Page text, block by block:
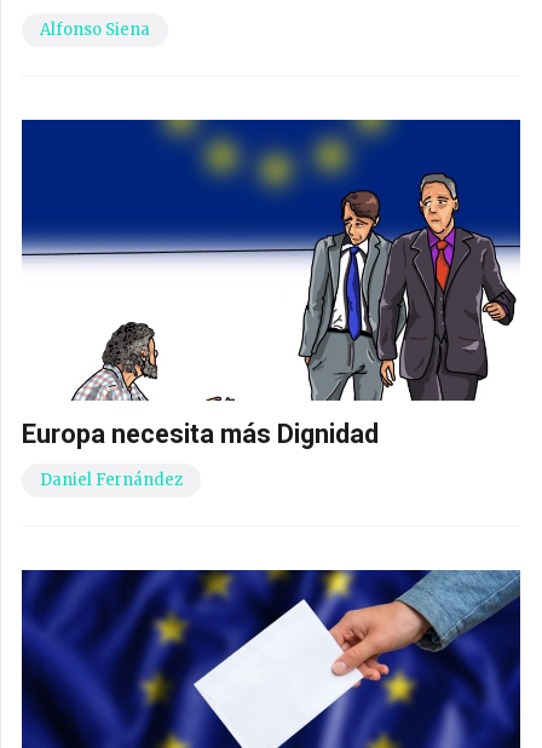
Alfonso Siena
Europa necesita más Dignidad
Daniel Fernández